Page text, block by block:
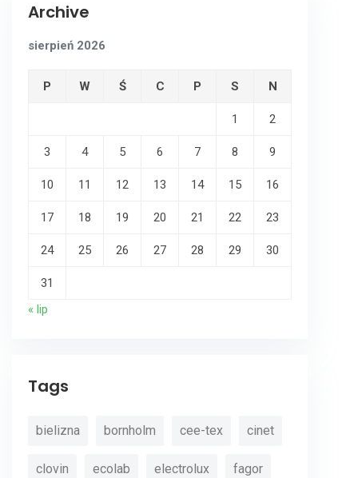
Archive
sierpień 2026
P W Ś C P S N
1 2
3 4 5 6 7 8 9
10 11 12 13 14 15 16
17 18 19 20 21 22 23
24 25 26 27 28 29 30
31
« lip
Tags
bielizna bornholm cee-tex cinet
clovin ecolab electrolux fagor